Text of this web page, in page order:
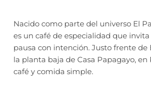
Nacido como parte del universo El
es un café de especialidad que
pausa con intención. Justo frente de
la planta baja de Casa Papagayo,
café y comida simple.